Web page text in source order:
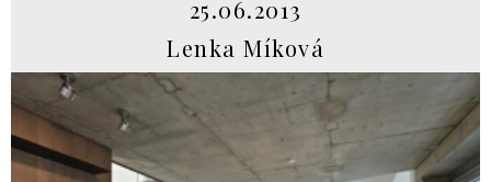
25.06.2013
Lenka Míková